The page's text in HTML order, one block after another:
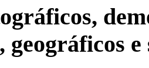
geográficos e